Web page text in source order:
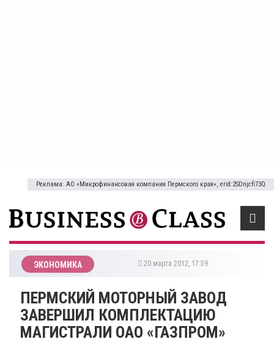
Реклама: АО «Микрофинансовая компания Пермского края», erid:2SDnjcfi73Q
ЭКОНОМИКА 20 марта 2012, 17:59
ПЕРМСКИЙ МОТОРНЫЙ ЗАВОД
ЗАВЕРШИЛ КОМПЛЕКТАЦИЮ
МАГИСТРАЛИ ОАО «ГАЗПРОМ»